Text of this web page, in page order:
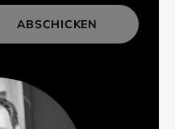
ABSCHICKEN